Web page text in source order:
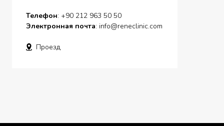
Телефон: +90 212 963 50 50
Электронная почта: info@reneclinic.com
Проезд